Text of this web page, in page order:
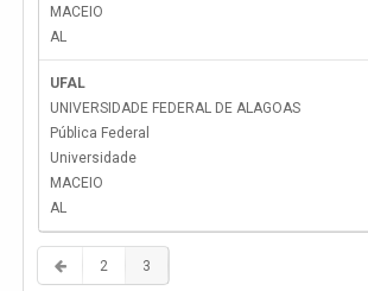
MACEIO
AL
UFAL
UNIVERSIDADE FEDERAL DE ALAGOAS
Pública Federal
Universidade
MACEIO
AL
2 3